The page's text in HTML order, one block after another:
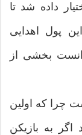
داده شد تا
پول اهدایی
بخشی از
چرا که اولین
اگر به بازیکن